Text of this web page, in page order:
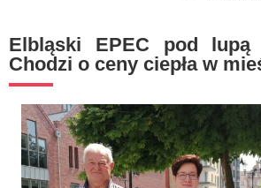
Elbląski EPEC pod lupą
Chodzi o ceny ciepła w